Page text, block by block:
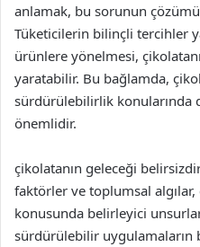
anlamak, bu sorunun
Tüketicilerin bilinçli tercihler
ürünlere yönelmesi,
yaratabilir. Bu bağlamda,
sürdürülebilirlik konularında
önemlidir.
çikolatanın geleceği
faktörler ve toplumsal
konusunda belirleyici
sürdürülebilir uygulamaların